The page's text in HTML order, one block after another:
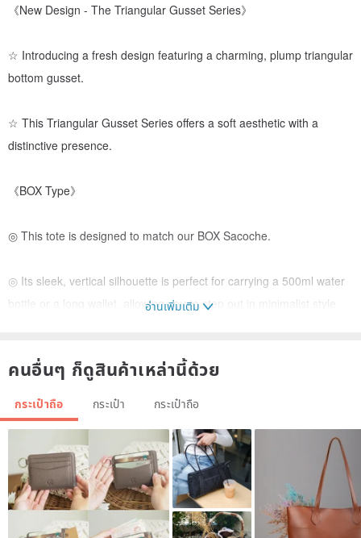
《New Design - The Triangular Gusset Series》
☆ Introducing a fresh design featuring a charming, plump triangular
bottom gusset.
☆ This Triangular Gusset Series offers a soft aesthetic with a
distinctive presence.
《BOX Type》
◎ This tote is designed to match our BOX Sacoche.
◎ Its sleek, vertical silhouette is perfect for carrying a 500ml water
bottle or a long wallet, allowing you to step out in minimalist style.
perfect size for essentials like a wallet, phone, and a few small
items, making it wonderfully comfortable to carry.
《Specifications》
★ Crafted using leather that embraces natural variations in texture
อ่านเพิ่มเติม
คนอื่นๆ ก็ดูสินค้าเหล่านี้ด้วย
กระเป๋าถือ กระเป๋า กระเป๋าถือ